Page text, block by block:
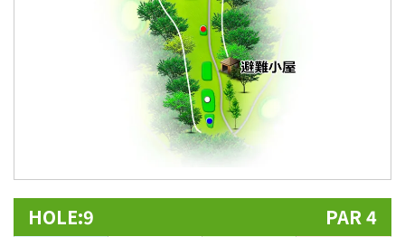
HOLE:9 PAR 4